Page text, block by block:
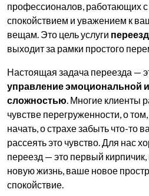
профессионалов, работающих с
спокойствием и уважением к
вещам. Это цель услуги
выходит за рамки простого
Настоящая задача переезда —
управление эмоциональной
сложностью. Многие клиенты
чувстве перегруженности, о
начать, о страхе забыть что-
рассеять это чувство. Для нас
переезд — это первый
новую жизнь, ваше новое
спокойствие.